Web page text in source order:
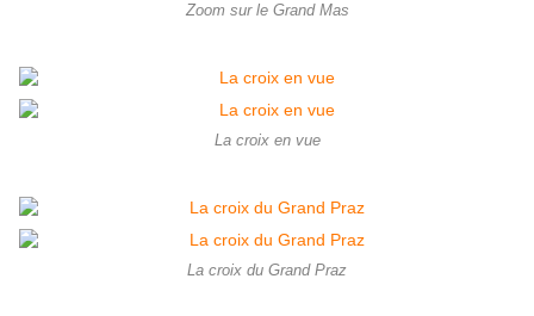
Zoom sur le Grand Mas
La croix en vue
La croix du Grand Praz